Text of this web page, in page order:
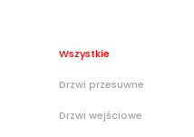
Wszystkie
Drzwi przesuwne
Drzwi wejściowe